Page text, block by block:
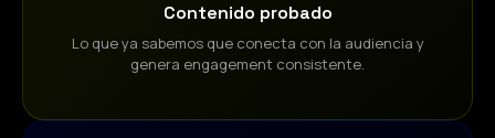
Contenido probado
Lo que ya sabemos que conecta con la audiencia y
genera engagement consistente.